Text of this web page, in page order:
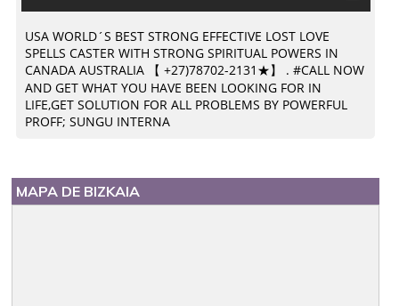
USA WORLD´S BEST STRONG EFFECTIVE LOST LOVE
SPELLS CASTER WITH STRONG SPIRITUAL POWERS IN
CANADA AUSTRALIA 【 +27)78702-2131★】 . #CALL NOW
AND GET WHAT YOU HAVE BEEN LOOKING FOR IN
LIFE,GET SOLUTION FOR ALL PROBLEMS BY POWERFUL
PROFF; SUNGU INTERNA
MAPA DE BIZKAIA